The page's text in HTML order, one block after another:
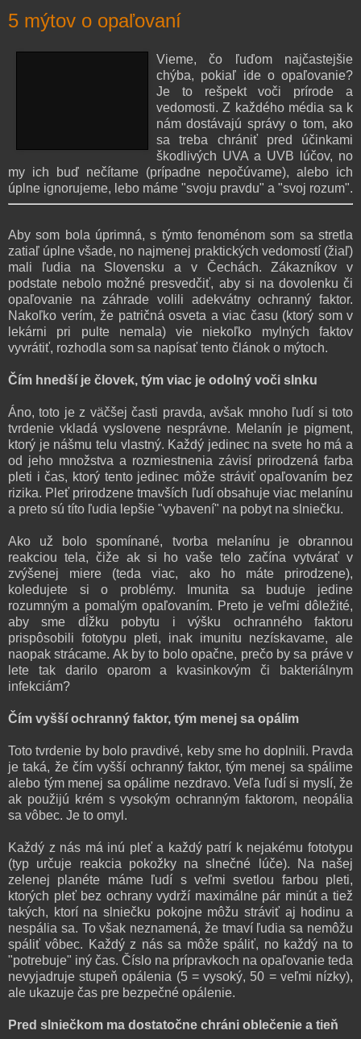
5 mýtov o opaľovaní
Vieme, čo ľuďom najčastejšie
chýba, pokiaľ ide o opaľovanie?
Je to rešpekt voči prírode a
vedomosti. Z každého média sa k
nám dostávajú správy o tom, ako
sa treba chrániť pred účinkami
škodlivých UVA a UVB lúčov, no
my ich buď nečítame (prípadne nepočúvame), alebo ich
úplne ignorujeme, lebo máme "svoju pravdu" a "svoj rozum".
Aby som bola úprimná, s týmto fenoménom som sa stretla
zatiaľ úplne všade, no najmenej praktických vedomostí (žiaľ)
mali ľudia na Slovensku a v Čechách. Zákazníkov v
podstate nebolo možné presvedčiť, aby si na dovolenku či
opaľovanie na záhrade volili adekvátny ochranný faktor.
Nakoľko verím, že patričná osveta a viac času (ktorý som v
lekárni pri pulte nemala) vie niekoľko mylných faktov
vyvrátiť, rozhodla som sa napísať tento článok o mýtoch.
Čím hnedší je človek, tým viac je odolný voči slnku
Áno, toto je z väčšej časti pravda, avšak mnoho ľudí si toto
tvrdenie vkladá vyslovene nesprávne. Melanín je pigment,
ktorý je nášmu telu vlastný. Každý jedinec na svete ho má a
od jeho množstva a rozmiestnenia závisí prirodzená farba
pleti i čas, ktorý tento jedinec môže stráviť opaľovaním bez
rizika. Pleť prirodzene tmavších ľudí obsahuje viac melanínu
a preto sú títo ľudia lepšie "vybavení" na pobyt na slniečku.
Ako už bolo spomínané, tvorba melanínu je obrannou
reakciou tela, čiže ak si ho vaše telo začína vytvárať v
zvýšenej miere (teda viac, ako ho máte prirodzene),
koledujete si o problémy. Imunita sa buduje jedine
rozumným a pomalým opaľovaním. Preto je veľmi dôležité,
aby sme dĺžku pobytu i výšku ochranného faktoru
prispôsobili fototypu pleti, inak imunitu nezískavame, ale
naopak strácame. Ak by to bolo opačne, prečo by sa práve v
lete tak darilo oparom a kvasinkovým či bakteriálnym
infekciám?
Čím vyšší ochranný faktor, tým menej sa opálim
Toto tvrdenie by bolo pravdivé, keby sme ho doplnili. Pravda
je taká, že čím vyšší ochranný faktor, tým menej sa spálime
alebo tým menej sa opálime nezdravo. Veľa ľudí si myslí, že
ak použijú krém s vysokým ochranným faktorom, neopália
sa vôbec. Je to omyl.
Každý z nás má inú pleť a každý patrí k nejakému fototypu
(typ určuje reakcia pokožky na slnečné lúče). Na našej
zelenej planéte máme ľudí s veľmi svetlou farbou pleti,
ktorých pleť bez ochrany vydrží maximálne pár minút a tiež
takých, ktorí na slniečku pokojne môžu stráviť aj hodinu a
nespália sa. To však neznamená, že tmaví ľudia sa nemôžu
spáliť vôbec. Každý z nás sa môže spáliť, no každý na to
"potrebuje" iný čas. Číslo na prípravkoch na opaľovanie teda
nevyjadruje stupeň opálenia (5 = vysoký, 50 = veľmi nízky),
ale ukazuje čas pre bezpečné opálenie.
Pred slniečkom ma dostatočne chráni oblečenie a tieň